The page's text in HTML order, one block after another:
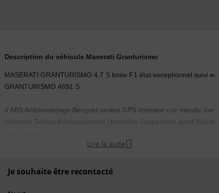
Description du véhicule Maserati Granturismo
MASERATI GRANTURISMO 4.7 S boite F1 état exceptionnel suivi
GRANTURISMO 4691 S
// ABS Antidémarrage Becquet arrière GPS Intérieur cuir étendu
mémoire Sorties d'échappement chromées Suspension sport
Lire la suite 
Je souhaite être recontacté